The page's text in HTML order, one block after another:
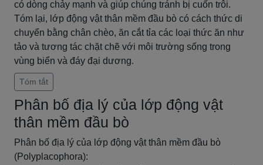
có dòng chảy mạnh và giúp chúng tránh bị cuốn trôi.
Tóm lại, lớp động vật thân mềm đầu bò có cách thức di
chuyển bằng chân chèo, ăn cắt tỉa các loại thức ăn như
tảo và tương tác chặt chẽ với môi trường sống trong
vùng biển và đáy đại dương.
Tóm tắt
Phân bố địa lý của lớp động vật
thân mềm đầu bò
Phân bố địa lý của lớp động vật thân mềm đầu bò
(Polyplacophora):